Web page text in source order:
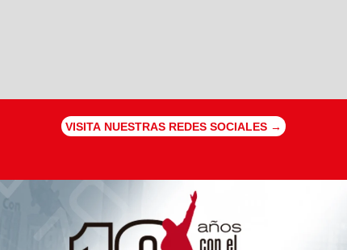
VISITA NUESTRAS REDES SOCIALES →